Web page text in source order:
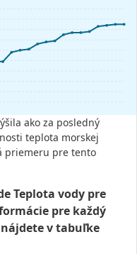
ako za posledný
teplota morskej
priemeru pre tento
Teplota vody pre
pre každý
v tabuľke